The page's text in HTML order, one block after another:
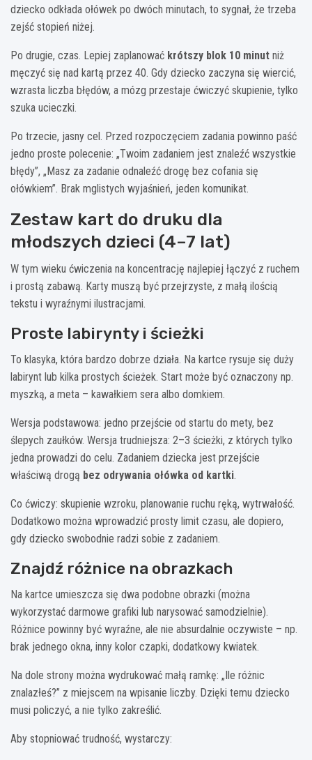
dziecko odkłada ołówek po dwóch minutach, to sygnał, że trzeba
zejść stopień niżej.
Po drugie, czas. Lepiej zaplanować krótszy blok 10 minut niż
męczyć się nad kartą przez 40. Gdy dziecko zaczyna się wiercić,
wzrasta liczba błędów, a mózg przestaje ćwiczyć skupienie, tylko
szuka ucieczki.
Po trzecie, jasny cel. Przed rozpoczęciem zadania powinno paść
jedno proste polecenie: „Twoim zadaniem jest znaleźć wszystkie
błędy”, „Masz za zadanie odnaleźć drogę bez cofania się
ołówkiem”. Brak mglistych wyjaśnień, jeden komunikat.
Zestaw kart do druku dla
młodszych dzieci (4–7 lat)
W tym wieku ćwiczenia na koncentrację najlepiej łączyć z ruchem
i prostą zabawą. Karty muszą być przejrzyste, z małą ilością
tekstu i wyraźnymi ilustracjami.
Proste labirynty i ścieżki
To klasyka, która bardzo dobrze działa. Na kartce rysuje się duży
labirynt lub kilka prostych ścieżek. Start może być oznaczony np.
myszką, a meta – kawałkiem sera albo domkiem.
Wersja podstawowa: jedno przejście od startu do mety, bez
ślepych zaułków. Wersja trudniejsza: 2–3 ścieżki, z których tylko
jedna prowadzi do celu. Zadaniem dziecka jest przejście
właściwą drogą bez odrywania ołówka od kartki.
Co ćwiczy: skupienie wzroku, planowanie ruchu ręką, wytrwałość.
Dodatkowo można wprowadzić prosty limit czasu, ale dopiero,
gdy dziecko swobodnie radzi sobie z zadaniem.
Znajdź różnice na obrazkach
Na kartce umieszcza się dwa podobne obrazki (można
wykorzystać darmowe grafiki lub narysować samodzielnie).
Różnice powinny być wyraźne, ale nie absurdalnie oczywiste – np.
brak jednego okna, inny kolor czapki, dodatkowy kwiatek.
Na dole strony można wydrukować małą ramkę: „Ile różnic
znalazłeś?” z miejscem na wpisanie liczby. Dzięki temu dziecko
musi policzyć, a nie tylko zakreślić.
Aby stopniować trudność, wystarczy: